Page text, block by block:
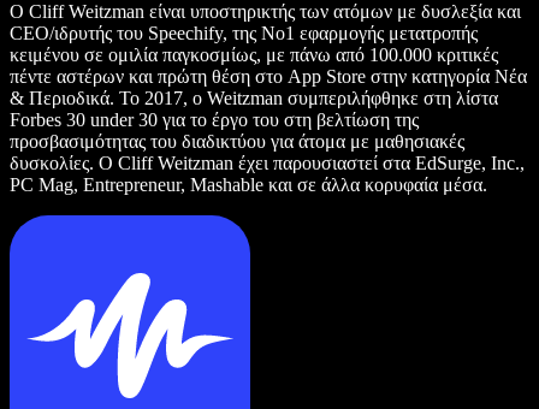
Ο Cliff Weitzman είναι υποστηρικτής των ατόμων με δυσλεξία και
CEO/ιδρυτής του Speechify, της Νο1 εφαρμογής μετατροπής
κειμένου σε ομιλία παγκοσμίως, με πάνω από 100.000 κριτικές
πέντε αστέρων και πρώτη θέση στο App Store στην κατηγορία Νέα
& Περιοδικά. Το 2017, ο Weitzman συμπεριλήφθηκε στη λίστα
Forbes 30 under 30 για το έργο του στη βελτίωση της
προσβασιμότητας του διαδικτύου για άτομα με μαθησιακές
δυσκολίες. Ο Cliff Weitzman έχει παρουσιαστεί στα EdSurge, Inc.,
PC Mag, Entrepreneur, Mashable και σε άλλα κορυφαία μέσα.